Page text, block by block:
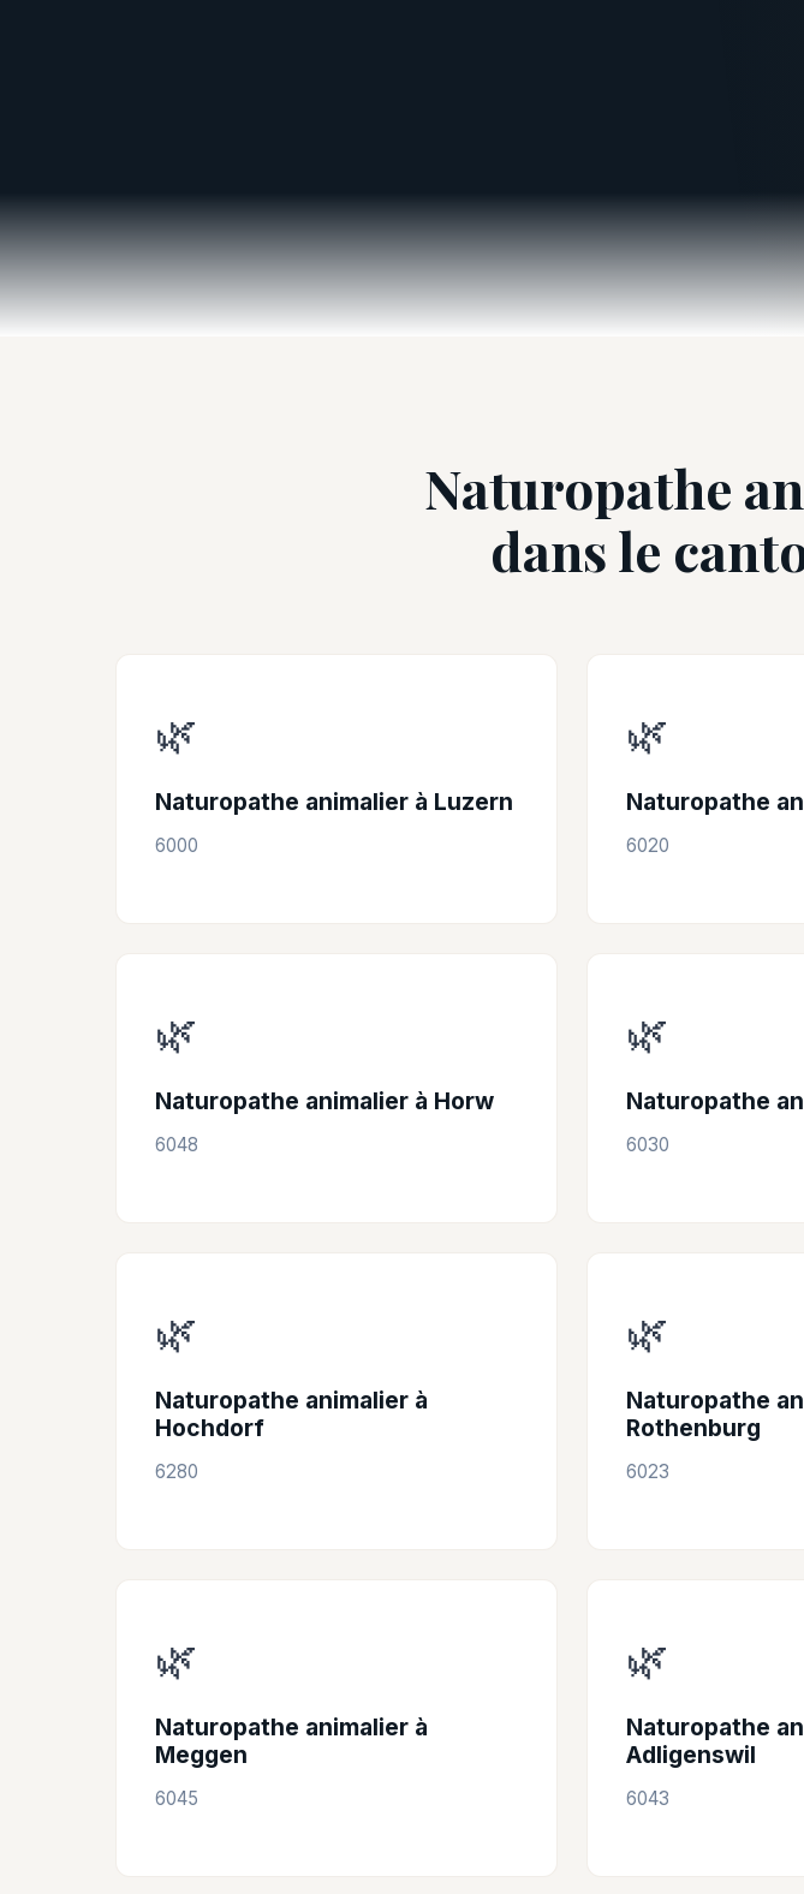
Naturopathe
dans le
🌿
Naturopathe animalier à Luzern
6000
🌿
Naturopathe
6020
🌿
Naturopathe animalier à Horw
6048
🌿
Naturopathe
6030
🌿
Naturopathe animalier à
Hochdorf
6280
🌿
Naturopathe
Rothenburg
6023
🌿
Naturopathe animalier à
Meggen
6045
🌿
Naturopathe
Adligenswil
6043